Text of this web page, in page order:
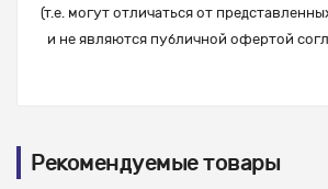
(т.е. могут отличаться от
и не являются публичной офертой
Рекомендуемые товары